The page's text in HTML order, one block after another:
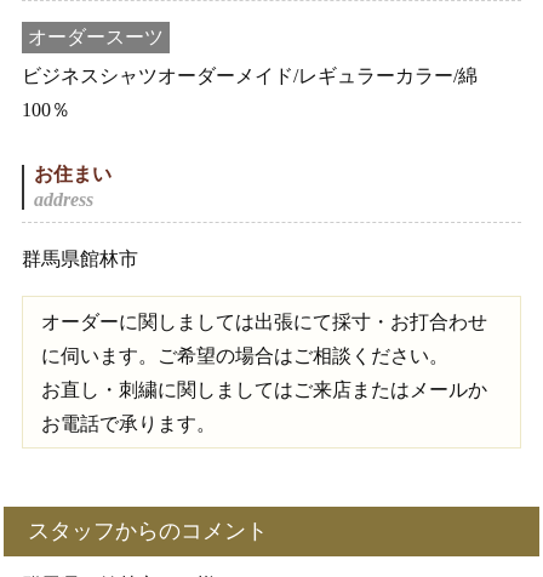
オーダースーツ
ビジネスシャツオーダーメイド/レギュラーカラー/綿
100％
お住まい
群馬県館林市
オーダーに関しましては出張にて採寸・お打合わせ
に伺います。ご希望の場合はご相談ください。
お直し・刺繍に関しましてはご来店またはメールか
お電話で承ります。
スタッフからのコメント